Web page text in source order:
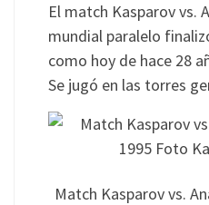
El match Kasparov vs.
mundial paralelo
como hoy de hace 28
Se jugó en las torres
Match Kasparov vs.